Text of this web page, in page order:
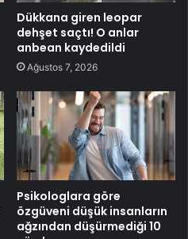
Dükkana giren leopar
dehşet saçtı! O anlar
anbean kaydedildi
Ağustos 7, 2026
Psikologlara göre
özgüveni düşük insanların
ağzından düşürmediği 10